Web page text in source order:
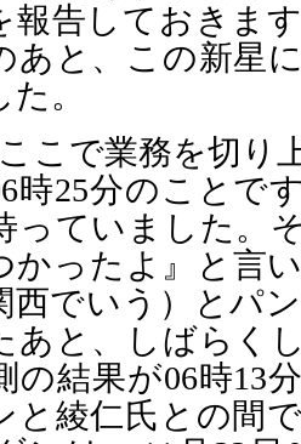
報告しておきま
あと、この新星
。
こで業務を切り
時25分のことで
っていました。
かったよ』と言
西でいう）とパ
あと、しばらく
の結果が06時13
と綾仁氏との間